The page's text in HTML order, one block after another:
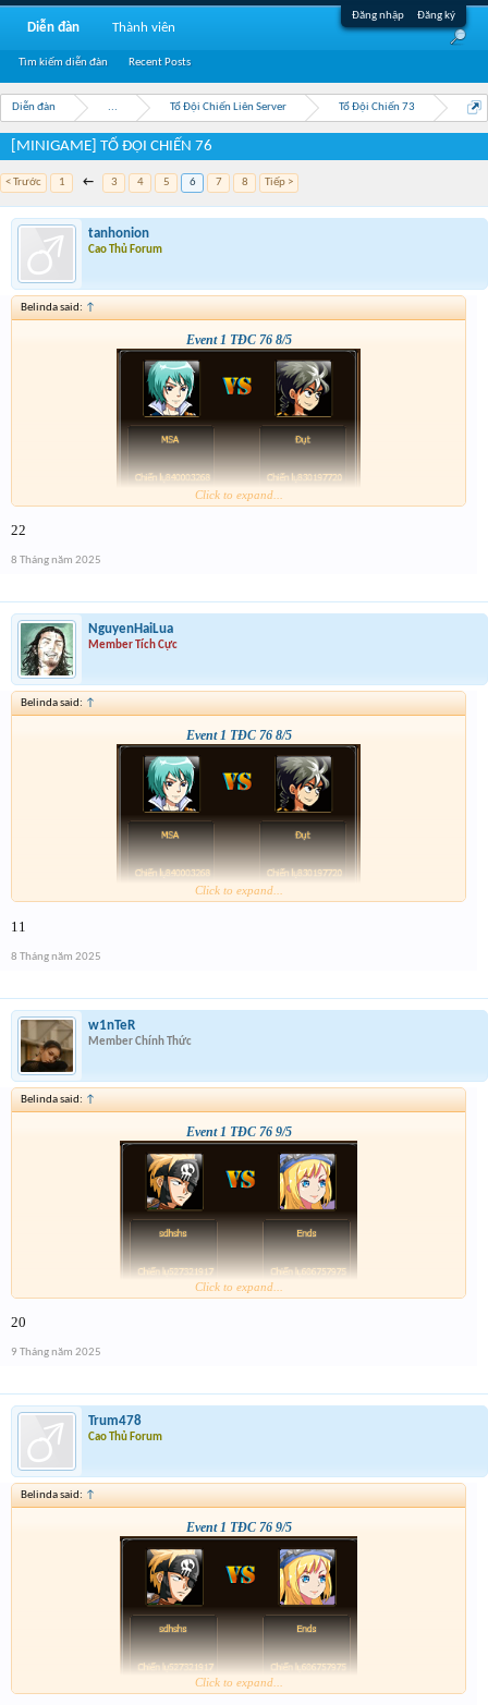
Đăng nhập Đăng ký
Diễn đàn ... Tổ Đội Chiến Liên Server Tổ Đội Chiến 73
[MINIGAME] TỔ ĐỘI CHIẾN 76
< Trước 1 ← 3 4 5 6 7 8 Tiếp >
tanhonion
Cao Thủ Forum
Belinda said: ↑
Event 1 TĐC 76 8/5
Click to expand...
22
8 Tháng năm 2025
NguyenHaiLua
Member Tích Cực
Belinda said: ↑
Event 1 TĐC 76 8/5
Click to expand...
11
8 Tháng năm 2025
w1nTeR
Member Chính Thức
Belinda said: ↑
Event 1 TĐC 76 9/5
Click to expand...
20
9 Tháng năm 2025
Trum478
Cao Thủ Forum
Belinda said: ↑
Event 1 TĐC 76 9/5
Click to expand...
Diễn đàn
Tìm kiếm diễn đàn Recent Posts
Thành viên